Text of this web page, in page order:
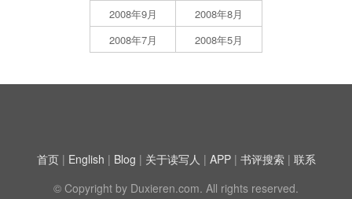
2008年9月
2008年8月
2008年7月
2008年5月
首页| English | Blog | 关于读写人 | APP| 书评搜索| 联系
© Copyright by Duxieren.com. All rights reserved.